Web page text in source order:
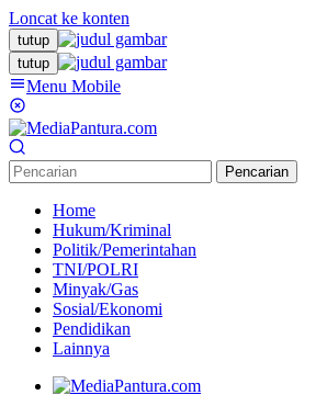
Loncat ke konten
tutup
tutup
Menu Mobile
Pencarian
Home
Hukum/Kriminal
Politik/Pemerintahan
TNI/POLRI
Minyak/Gas
Sosial/Ekonomi
Pendidikan
Lainnya